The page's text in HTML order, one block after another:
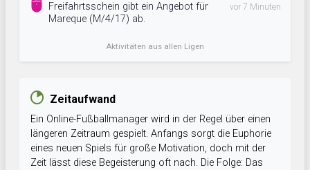
Freifahrtsschein gibt ein Angebot für
Mareque (M/4/17) ab.
vor 7 Minuten
Aktivitäten aus allen Ligen
Zeitaufwand
Ein Online-Fußballmanager wird in der Regel über einen
längeren Zeitraum gespielt. Anfangs sorgt die Euphorie
eines neuen Spiels für große Motivation, doch mit der
Zeit lässt diese Begeisterung oft nach. Die Folge: Das